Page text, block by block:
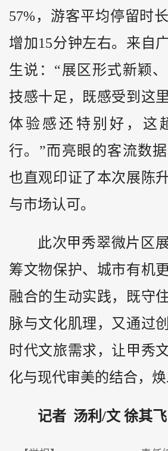
57%，游客平均停留时
增加15分钟左右。来自
生说：“展区形式新颖
技感十足，既感受到这
体验感还特别好，这
行。”而亮眼的客流数据
也直观印证了本次展陈
与市场认可。
此次甲秀翠微片区
筹文物保护、城市有机
融合的生动实践，既守
脉与文化肌理，又通过
时代文旅需求，让甲秀
化与现代审美的结合，焕
记者 汤利/文 徐其